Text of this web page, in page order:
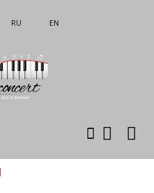
RU EN